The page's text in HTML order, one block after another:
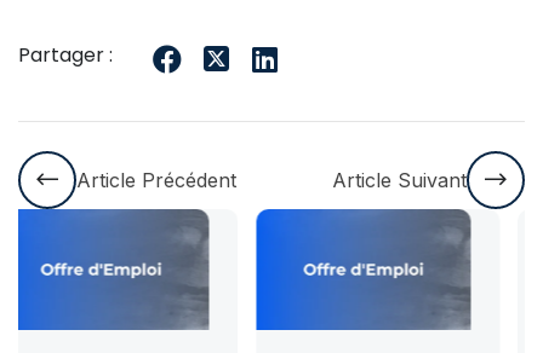
Partager :
Article Précédent Article Suivant